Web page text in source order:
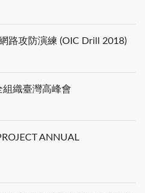
路攻防演練 (OIC Drill 2018)
織臺灣高峰會
ANNUAL